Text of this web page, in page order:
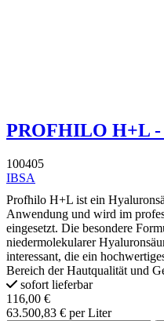
PROFHILO H+L -
100405
IBSA
Profhilo H+L ist ein
Anwendung und wird im
eingesetzt. Die besondere
niedermolekularer
interessant, die ein
Bereich der Hautqualität und
sofort lieferbar
116,00 €
63.500,83 € per Liter